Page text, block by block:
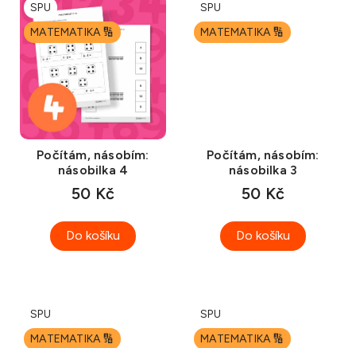
SPU
MATEMATIKA 🔢
Počítám, násobím:
násobilka 4
50 Kč
Do košíku
SPU
MATEMATIKA 🔢
Počítám, násobím:
násobilka 3
50 Kč
Do košíku
SPU
MATEMATIKA 🔢
SPU
MATEMATIKA 🔢